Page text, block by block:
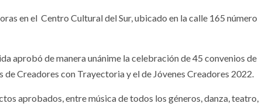
en el Centro Cultural del Sur, ubicado en la calle 165 número
aprobó de manera unánime la celebración de 45 convenios de
Creadores con Trayectoria y el de Jóvenes Creadores 2022.
aprobados, entre música de todos los géneros, danza, teatro,